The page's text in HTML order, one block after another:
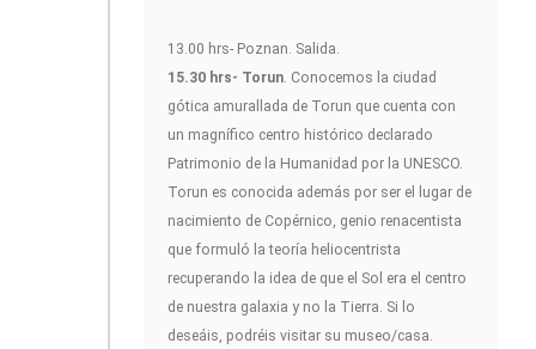
13.00 hrs- Poznan. Salida.
15.30 hrs- Torun. Conocemos la ciudad
gótica amurallada de Torun que cuenta con
un magnífico centro histórico declarado
Patrimonio de la Humanidad por la UNESCO.
Torun es conocida además por ser el lugar de
nacimiento de Copérnico, genio renacentista
que formuló la teoría heliocentrista
recuperando la idea de que el Sol era el centro
de nuestra galaxia y no la Tierra. Si lo
deseáis, podréis visitar su museo/casa.